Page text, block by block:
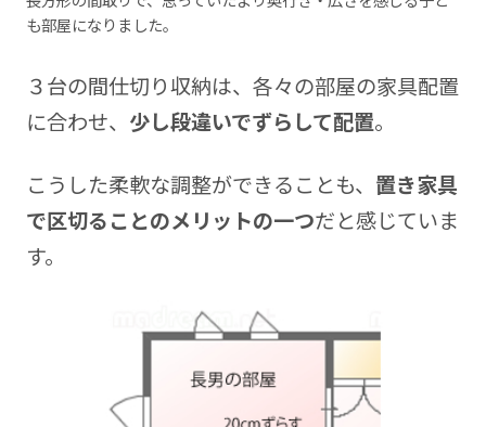
も部屋になりました。
３台の間仕切り収納は、各々の部屋の家具配置
に合わせ、 少し段違いでずらして配置。
こうした柔軟な調整ができることも、 置き家具
で区切ることのメリットの一つだと感じていま
す。